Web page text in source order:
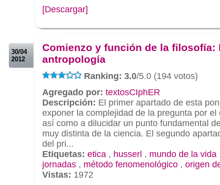
[Descargar]
30/04
2012
Comienzo y función de la filosofía:
antropología
Ranking: 3.0/5.0 (194 votos)
Agregado por: textosCIphER
Descripción: El primer apartado de esta
exponer la complejidad de la pregunta por
así como a dilucidar un punto fundamental
muy distinta de la ciencia. El segundo
del pri...
Etiquetas: etica , husserl , mundo de la vida
jornadas , método fenomenológico , origen
Vistas: 1972